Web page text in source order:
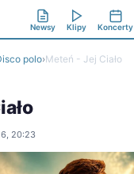
Newsy Klipy Koncerty
polo›Meteń - Jej Ciało
20:23